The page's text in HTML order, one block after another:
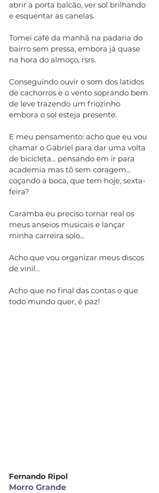
abrir a porta balcão, ver sol brilhando
e esquentar as canelas.
Tomei café da manhã na padaria do
bairro sem pressa, embora já quase
na hora do almoço, rsrs.
Conseguindo ouvir o som dos latidos
de cachorros e o vento soprando bem
de leve trazendo um friozinho
embora o sol esteja presente.
E meu pensamento: acho que eu vou
chamar o Gabriel para dar uma volta
de bicicleta... pensando em ir para
academia mas tô sem coragem...
coçando a boca, que tem hoje, sexta-
feira?
Caramba eu preciso tornar real os
meus anseios musicais e lançar
minha carreira solo...
Acho que vou organizar meus discos
de vinil...
Acho que no final das contas o que
todo mundo quer, é paz!
Fernando Ripol
Morro Grande